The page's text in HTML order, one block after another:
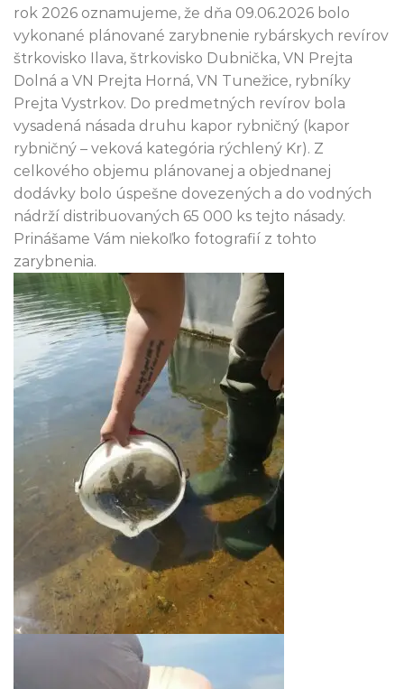
rok 2026 oznamujeme, že dňa 09.06.2026 bolo
vykonané plánované zarybnenie rybárskych revírov
štrkovisko Ilava, štrkovisko Dubnička, VN Prejta
Dolná a VN Prejta Horná, VN Tunežice, rybníky
Prejta Vystrkov. Do predmetných revírov bola
vysadená násada druhu kapor rybničný (kapor
rybničný – veková kategória rýchlený Kr). Z
celkového objemu plánovanej a objednanej
dodávky bolo úspešne dovezených a do vodných
nádrží distribuovaných 65 000 ks tejto násady.
Prinášame Vám niekoľko fotografií z tohto
zarybnenia.